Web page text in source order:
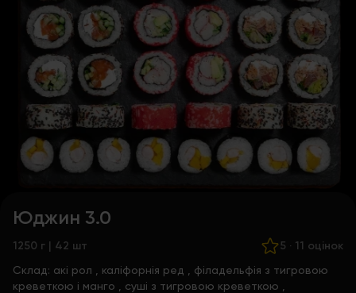
Юджин 3.0
1250 г | 42 шт 5 · 11 оцінок
Склад: акі рол каліфорнія ред
філадельфія з тигровою
креветкою і манго
суші з тигровою креветкою